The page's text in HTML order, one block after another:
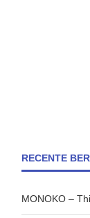
RECENTE
MONOKO –